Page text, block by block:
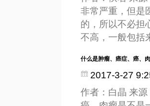
非常严重，但是
的，所以不必担
不高，一般包括
什么是肿瘤、癌症、癌、
2017-3-27
作者：白晶 来